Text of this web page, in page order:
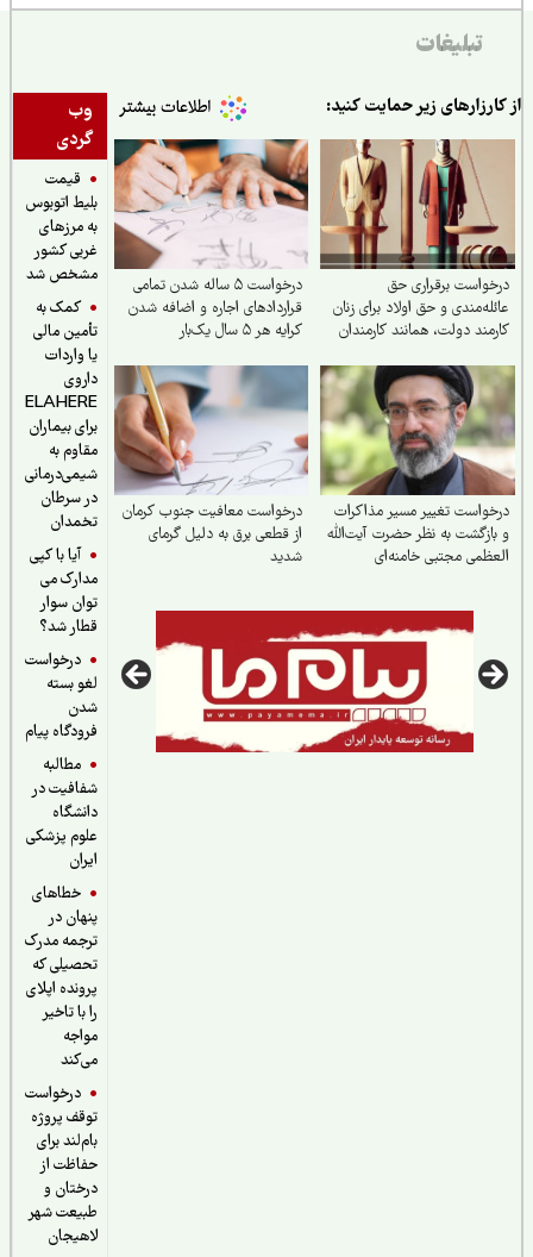
تبلیغات
وب
گردی
قیمت
بلیط اتوبوس
به مرزهای
غربی کشور
مشخص شد
کمک به
تأمین مالی
یا واردات
داروی
ELAHERE
برای بیماران
مقاوم به
شیمی‌درمانی
در سرطان
تخمدان
آیا با کپی
مدارک می
توان سوار
قطار شد؟
درخواست
لغو بسته
فرودگاه پیام
مطالبه
شفافیت در
دانشگاه
علوم پزشکی
خطاهای
پنهان در
ترجمه مدرک
تحصیلی که
پرونده اپلای
را با تاخیر
درخواست
توقف پروژه
بام‌لند برای
حفاظت از
درختان و
طبیعت شهر
لاهیجان
زیر حمایت کنید:
برقراری حق
و حق اولاد برای زنان
دولت، همانند کارمندان
درخواست ۵ ساله شدن تمامی
قراردادهای اجاره و اضافه شدن
کرایه هر ۵ سال یک‌بار
تغییر مسیر مذاکرات
به نظر حضرت آیت‌الله
مجتبی خامنه‌ای
درخواست معافیت جنوب کرمان
از قطعی برق به دلیل گرمای